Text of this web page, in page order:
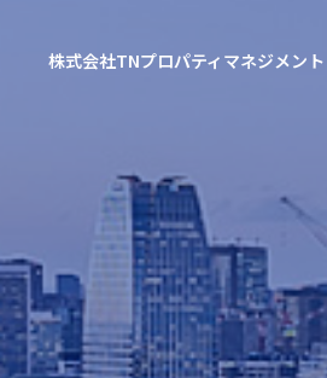
株式会社TNプロパティマネジメント